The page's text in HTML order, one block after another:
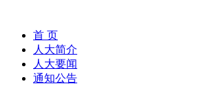
首 页
人大简介
人大要闻
通知公告